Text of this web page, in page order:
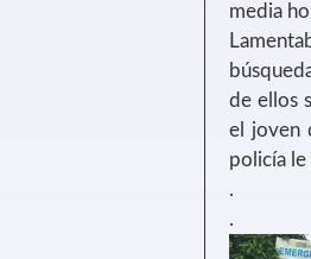
media
de ellos
el joven
policía le
.
.